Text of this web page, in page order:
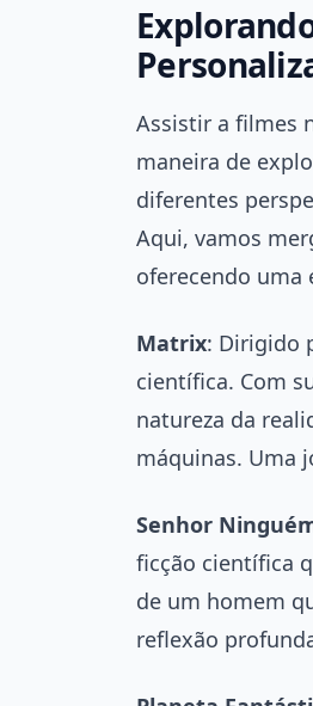
Assistir a filmes
maneira de
diferentes
Aqui, vamos
oferecendo uma
Matrix: Dirigido
científica. Com
natureza da
máquinas. Uma
Senhor
ficção científica
de um homem
reflexão